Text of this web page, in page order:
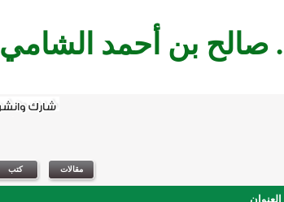
أ. صالح بن أحمد الشامي
العنوان